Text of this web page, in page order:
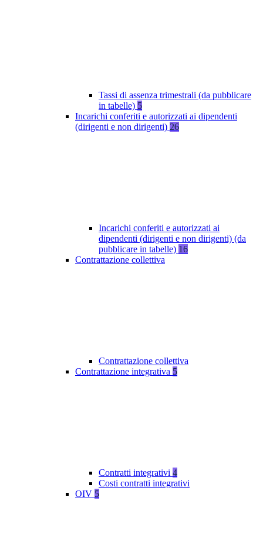
Tassi di assenza trimestrali (da pubblicare
in tabelle) 5
Incarichi conferiti e autorizzati ai dipendenti
(dirigenti e non dirigenti) 26
Incarichi conferiti e autorizzati ai
dipendenti (dirigenti e non dirigenti) (da
pubblicare in tabelle) 16
Contrattazione collettiva
Contrattazione collettiva
Contrattazione integrativa 5
Contratti integrativi 4
Costi contratti integrativi
OIV 5